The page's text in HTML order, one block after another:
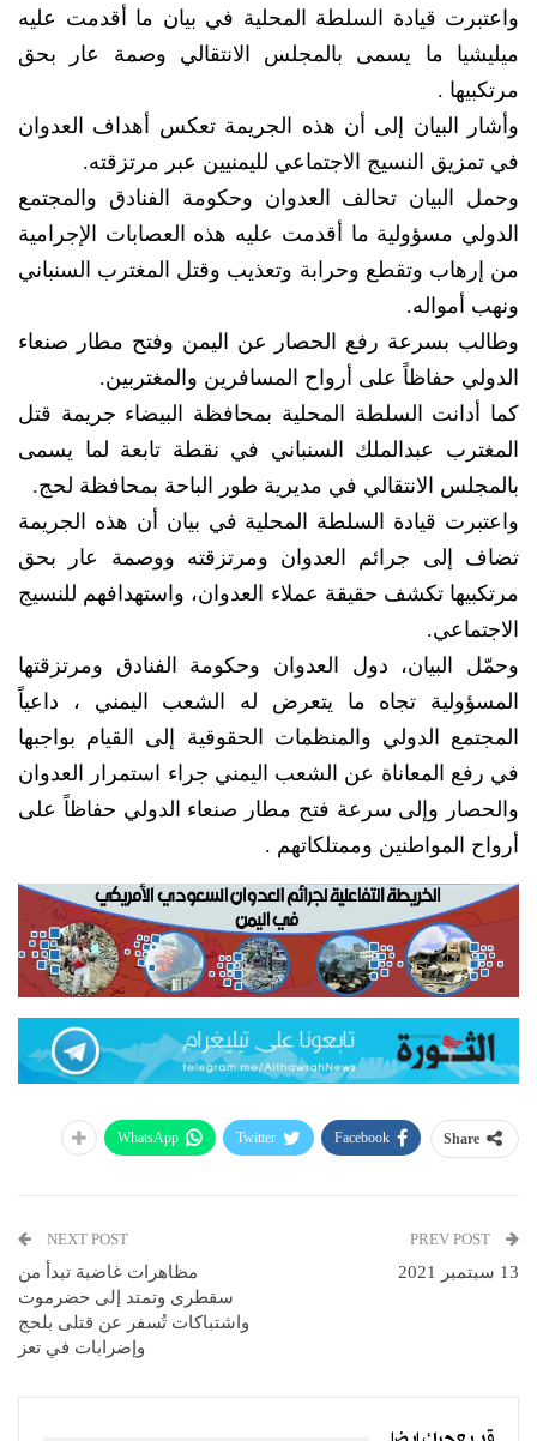
واعتبرت قيادة السلطة المحلية في بيان ما أقدمت عليه
ميليشيا ما يسمى بالمجلس الانتقالي وصمة عار بحق
مرتكبيها .
وأشار البيان إلى أن هذه الجريمة تعكس أهداف العدوان
في تمزيق النسيج الاجتماعي لليمنيين عبر مرتزقته.
وحمل البيان تحالف العدوان وحكومة الفنادق والمجتمع
الدولي مسؤولية ما أقدمت عليه هذه العصابات الإجرامية
من إرهاب وتقطع وحرابة وتعذيب وقتل المغترب السنباني
ونهب أمواله.
وطالب بسرعة رفع الحصار عن اليمن وفتح مطار صنعاء
الدولي حفاظاً على أرواح المسافرين والمغتربين.
كما أدانت السلطة المحلية بمحافظة البيضاء جريمة قتل
المغترب عبدالملك السنباني في نقطة تابعة لما يسمى
بالمجلس الانتقالي في مديرية طور الباحة بمحافظة لحج.
واعتبرت قيادة السلطة المحلية في بيان أن هذه الجريمة
تضاف إلى جرائم العدوان ومرتزقته ووصمة عار بحق
مرتكبيها تكشف حقيقة عملاء العدوان، واستهدافهم للنسيج
الاجتماعي.
وحمّل البيان، دول العدوان وحكومة الفنادق ومرتزقتها
المسؤولية تجاه ما يتعرض له الشعب اليمني ، داعياً
المجتمع الدولي والمنظمات الحقوقية إلى القيام بواجبها
في رفع المعاناة عن الشعب اليمني جراء استمرار العدوان
والحصار وإلى سرعة فتح مطار صنعاء الدولي حفاظاً على
أرواح المواطنين وممتلكاتهم .
Share
Facebook
Twitter
WhatsApp
13 سبتمبر 2021
NEXT POST
مظاهرات غاضبة تبدأ من
سقطرى وتمتد إلى حضرموت
واشتباكات تُسفر عن قتلى بلحج
وإضرابات في تعز